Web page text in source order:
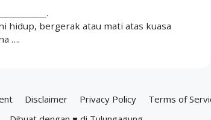
hidup, bergerak atau mati atas kuasa
….
Disclaimer Privacy Policy
Terms of